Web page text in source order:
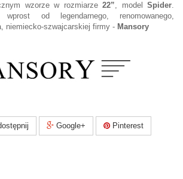
wzorze w rozmiarze 22”, model Spider.
od legendarnego, renomowanego,
niemiecko-szwajcarskiej firmy - Mansory
Google+ Pinterest